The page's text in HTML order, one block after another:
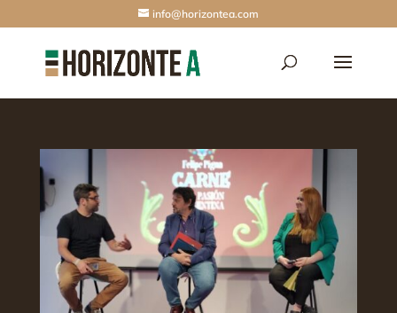
info@horizontea.com